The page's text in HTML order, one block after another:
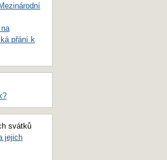
přání k
svátků
jejich